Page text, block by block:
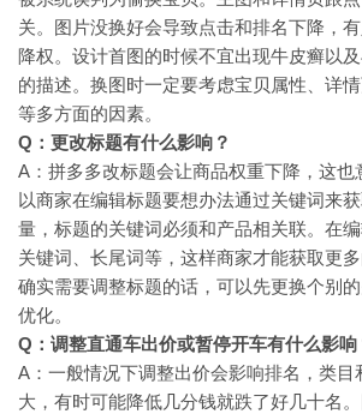
关。图片没换好会导致点击和排名下降，
降权。设计首图的时候不宜出现牛皮癣以
的描述。换图时一定要考虑宝贝属性、详
等多方面的因素。
Q ：更改标题有什么影响？
A ：拼多多改标题会让商品权重下降，这
以商家在编辑标题要想办法通过关键词来
量，标题的关键词必须和产品相关联。在
关键词、长尾词等，这样商家才能获取更
确实需要调整标题的话，可以先更换个别
优化。
Q ：调整直通车出价或暂停开车有什么影响
A ：一般情况下调整出价会影响排名，类
大，有时可能降低几分钱就跌了好几十名